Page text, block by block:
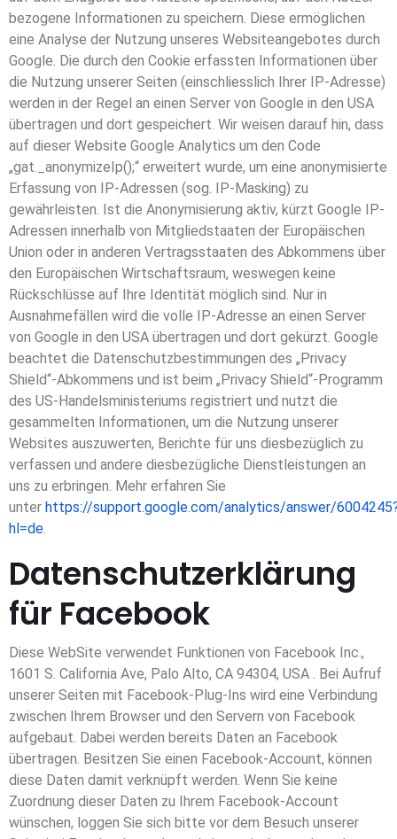
bezogene Informationen zu speichern. Diese ermöglichen
eine Analyse der Nutzung unseres Websiteangebotes durch
Google. Die durch den Cookie erfassten Informationen über
die Nutzung unserer Seiten (einschliesslich Ihrer IP-Adresse)
werden in der Regel an einen Server von Google in den USA
übertragen und dort gespeichert. Wir weisen darauf hin, dass
auf dieser Website Google Analytics um den Code
„gat._anonymizeIp();“ erweitert wurde, um eine anonymisierte
Erfassung von IP-Adressen (sog. IP-Masking) zu
gewährleisten. Ist die Anonymisierung aktiv, kürzt Google IP-
Adressen innerhalb von Mitgliedstaaten der Europäischen
Union oder in anderen Vertragsstaaten des Abkommens über
den Europäischen Wirtschaftsraum, weswegen keine
Rückschlüsse auf Ihre Identität möglich sind. Nur in
Ausnahmefällen wird die volle IP-Adresse an einen Server
von Google in den USA übertragen und dort gekürzt. Google
beachtet die Datenschutzbestimmungen des „Privacy
Shield“-Abkommens und ist beim „Privacy Shield“-Programm
des US-Handelsministeriums registriert und nutzt die
gesammelten Informationen, um die Nutzung unserer
Websites auszuwerten, Berichte für uns diesbezüglich zu
verfassen und andere diesbezügliche Dienstleistungen an
uns zu erbringen. Mehr erfahren Sie
unter https://support.google.com/analytics/answer/
hl=de
Datenschutzerklärung
für Facebook
Diese WebSite verwendet Funktionen von Facebook Inc.,
1601 S. California Ave, Palo Alto, CA 94304, USA . Bei Aufruf
unserer Seiten mit Facebook-Plug-Ins wird eine Verbindung
zwischen Ihrem Browser und den Servern von Facebook
aufgebaut. Dabei werden bereits Daten an Facebook
übertragen. Besitzen Sie einen Facebook-Account, können
diese Daten damit verknüpft werden. Wenn Sie keine
Zuordnung dieser Daten zu Ihrem Facebook-Account
wünschen, loggen Sie sich bitte vor dem Besuch unserer